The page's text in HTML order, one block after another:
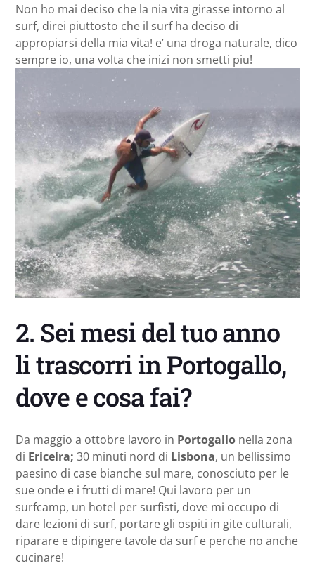
Non ho mai deciso che la nia vita girasse intorno al
surf, direi piuttosto che il surf ha deciso di
appropiarsi della mia vita! e’ una droga naturale, dico
sempre io, una volta che inizi non smetti piu!
2. Sei mesi del tuo anno
li trascorri in Portogallo,
dove e cosa fai?
Da maggio a ottobre lavoro in Portogallo nella zona
di Ericeira; 30 minuti nord di Lisbona, un bellissimo
paesino di case bianche sul mare, conosciuto per le
sue onde e i frutti di mare! Qui lavoro per un
surfcamp, un hotel per surfisti, dove mi occupo di
dare lezioni di surf, portare gli ospiti in gite culturali,
riparare e dipingere tavole da surf e perche no anche
cucinare!